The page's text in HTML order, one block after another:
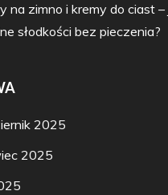
na zimno i kremy do ciast
słodkości bez pieczenia?
2025
2025